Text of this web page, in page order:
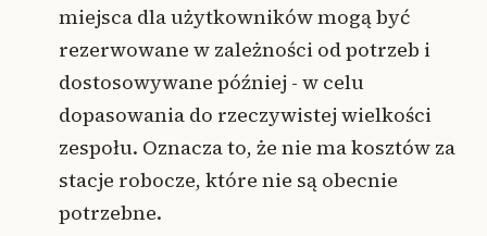
miejsca dla użytkowników mogą być
rezerwowane w zależności od potrzeb i
dostosowywane później - w celu
dopasowania do rzeczywistej wielkości
zespołu. Oznacza to, że nie ma kosztów za
stacje robocze, które nie są obecnie
potrzebne.